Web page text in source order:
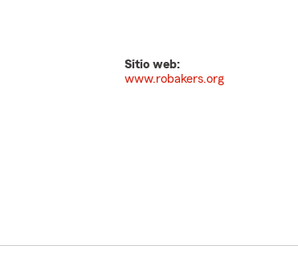
Sitio web:
www.robakers.org